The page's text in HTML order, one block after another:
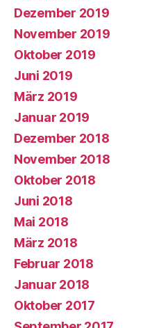
Dezember 2019
November 2019
Oktober 2019
Juni 2019
März 2019
Januar 2019
Dezember 2018
November 2018
Oktober 2018
Juni 2018
Mai 2018
März 2018
Februar 2018
Januar 2018
Oktober 2017